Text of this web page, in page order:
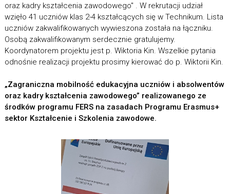
oraz kadry kształcenia zawodowego" . W rekrutacji udział
wzięło 41 uczniów klas 2-4 kształcących się w Technikum. Lista
uczniów zakwalifikowanych wywieszona została na łączniku.
Osobą zakwalifikowanym serdecznie gratulujemy.
Koordynatorem projektu jest p. Wiktoria Kin. Wszelkie pytania
odnośnie realizacji projektu prosimy kierować do p. Wiktorii Kin.
„Zagraniczna mobilność edukacyjna uczniów i absolwentów
oraz kadry kształcenia zawodowego” realizowanego ze
środków programu FERS na zasadach Programu Erasmus+
sektor Kształcenie i Szkolenia zawodowe.